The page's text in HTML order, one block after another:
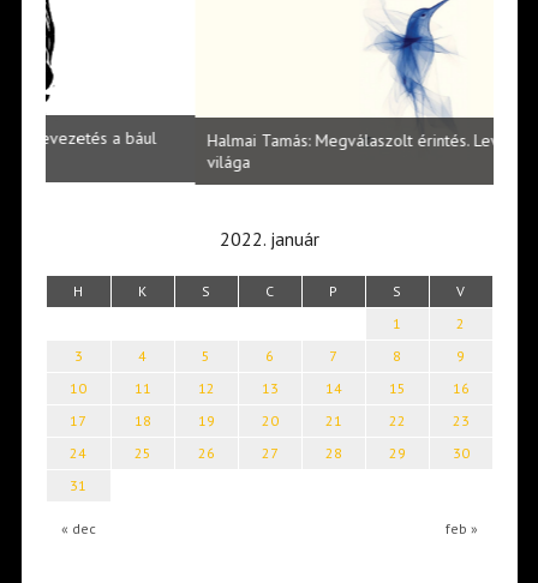
Halmai Tamás: Megválaszolt érintés. Leveles Ibolya költői
2022. január
H K S C P S V
« dec feb »
1
2
3
4 5 6 7 8
9
10
11 12 13 14 15
16
17
18 19 20 21 22
23
24
25 26 27 28 29
30
31